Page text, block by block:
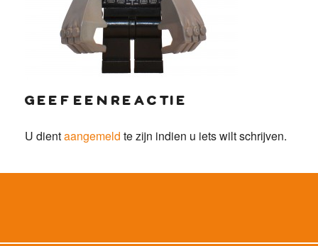
geef een reactie
U dientaangemeld te zijn indien u iets wilt schrijven.